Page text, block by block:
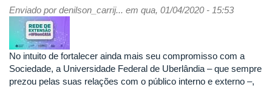
corpo
negro?
Enviado pordenilson_carrij... em qua, 01/04/2020 - 15:53
No intuito de fortalecer ainda mais seu compromisso com a
Sociedade, a Universidade Federal de Uberlândia – que sempre
prezou pelas suas relações com o público interno e externo –,